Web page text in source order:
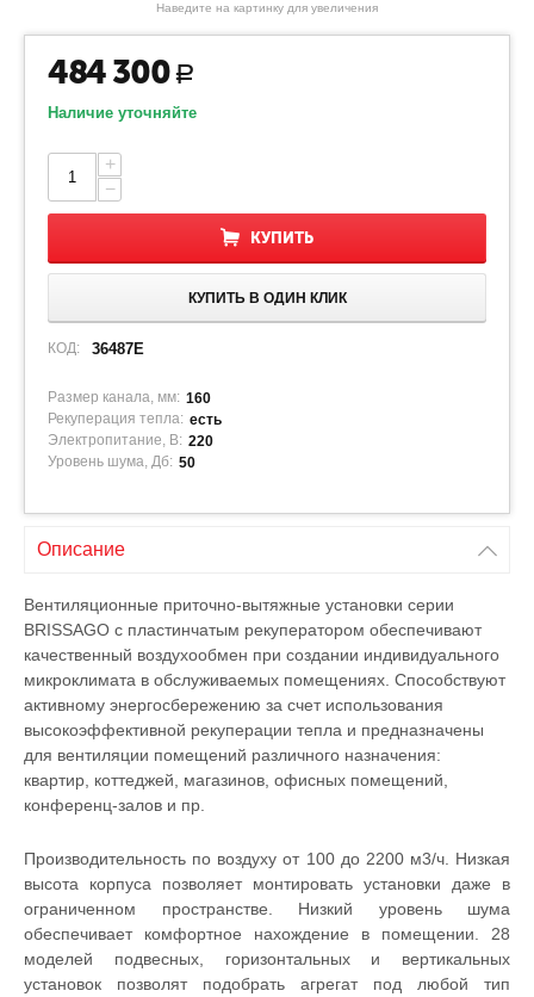
Наведите на картинку для увеличения
484 300 Р
Наличие уточняйте
+
−
КУПИТЬ
КУПИТЬ В ОДИН КЛИК
КОД: 36487E
Размер канала, мм: 160
Рекуперация тепла: есть
Электропитание, В: 220
Уровень шума, Дб: 50
Описание
Вентиляционные приточно-вытяжные установки серии
BRISSAGO с пластинчатым рекуператором обеспечивают
качественный воздухообмен при создании индивидуального
микроклимата в обслуживаемых помещениях. Способствуют
активному энергосбережению за счет использования
высокоэффективной рекуперации тепла и предназначены
для вентиляции помещений различного назначения:
квартир, коттеджей, магазинов, офисных помещений,
конференц-залов и пр.
Производительность по воздуху от 100 до 2200 м3/ч. Низкая
высота корпуса позволяет монтировать установки даже в
ограниченном пространстве. Низкий уровень шума
обеспечивает комфортное нахождение в помещении. 28
моделей подвесных, горизонтальных и вертикальных
установок позволят подобрать агрегат под любой тип